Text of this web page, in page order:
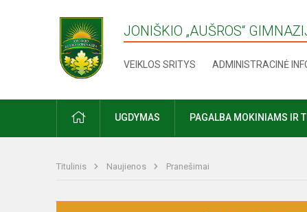
JONIŠKIO „AUŠROS“
VEIKLOS SRITYS ADMINISTRACINĖ
UGDYMAS PAGALBA MOKINIAMS IR
Titulinis Naujienos Pranešimai